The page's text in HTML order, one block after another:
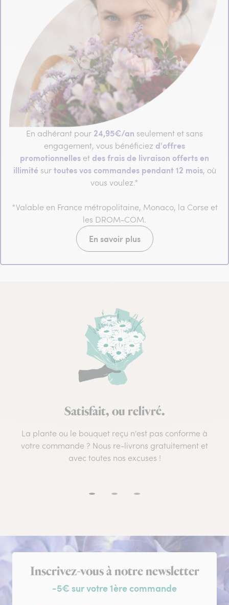
En adhérant pour 24,95€/an seulement et sans
engagement, vous bénéficiez d'offres
promotionnelles et des frais de livraison offerts en
illimité surtoutes vos commandes pendant 12 mois, où
vous voulez.*
*Valable en France métropolitaine, Monaco, la Corse et
les DROM-COM.
En savoir plus
Satisfait, ou relivré.
La plante ou le bouquet reçu n'est pas conforme à
votre commande ? Nous re-livrons gratuitement et
avec toutes nos excuses !
Inscription à la newsletter
Inscrivez-vous à notre newsletter
-5€ sur votre 1ère commande